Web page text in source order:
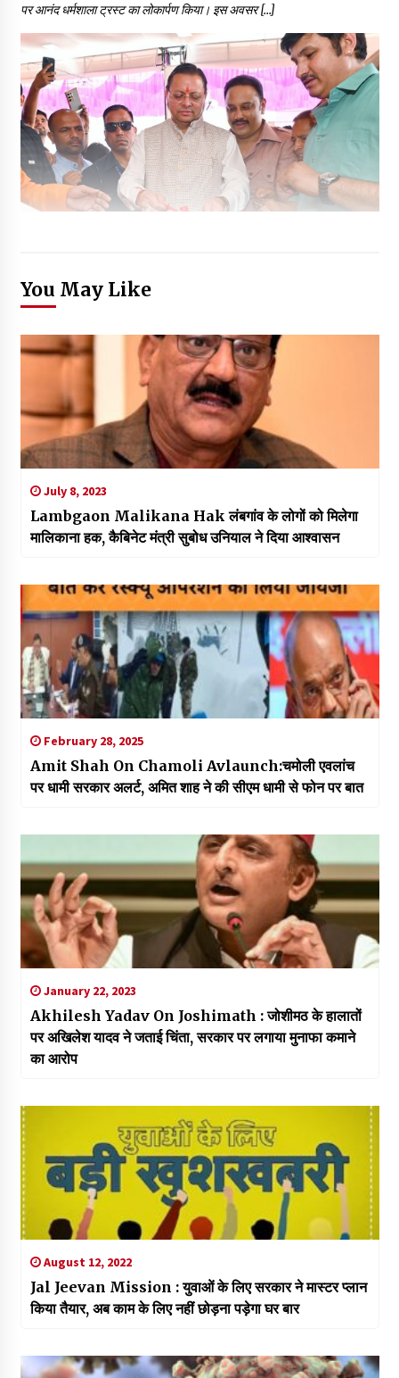
पर आनंद धर्मशाला ट्रस्ट का लोकार्पण किया। इस अवसर […]
You May Like
July 8, 2023
Lambgaon Malikana Hak लंबगांव के लोगों को मिलेगा
मालिकाना हक, कैबिनेट मंत्री सुबोध उनियाल ने दिया आश्वासन
February 28, 2025
Amit Shah On Chamoli Avlaunch:चमोली एवलांच
पर धामी सरकार अलर्ट, अमित शाह ने की सीएम धामी से फोन पर बात
January 22, 2023
Akhilesh Yadav On Joshimath : जोशीमठ के हालातों
पर अखिलेश यादव ने जताई चिंता, सरकार पर लगाया मुनाफा कमाने
का आरोप
August 12, 2022
Jal Jeevan Mission : युवाओं के लिए सरकार ने मास्टर प्लान
किया तैयार, अब काम के लिए नहीं छोड़ना पड़ेगा घर बार